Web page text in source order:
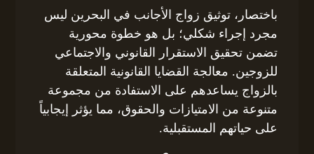
باختصار، توثيق زواج الأجانب في البحرين ليس
مجرد إجراء شكلي؛ بل هو خطوة محورية
تضمن تحقيق الاستقرار القانوني والاجتماعي
للزوجين. معالجة القضايا القانونية المتعلقة
بالزواج يساعدهم على الاستفادة من مجموعة
متنوعة من الامتيازات والحقوق، مما يؤثر إيجابياً
على حياتهم المستقبلية.